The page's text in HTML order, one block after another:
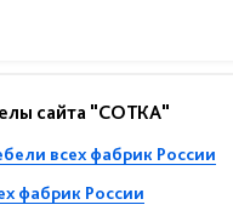
сайта "СОТКА"
всех фабрик России
фабрик России